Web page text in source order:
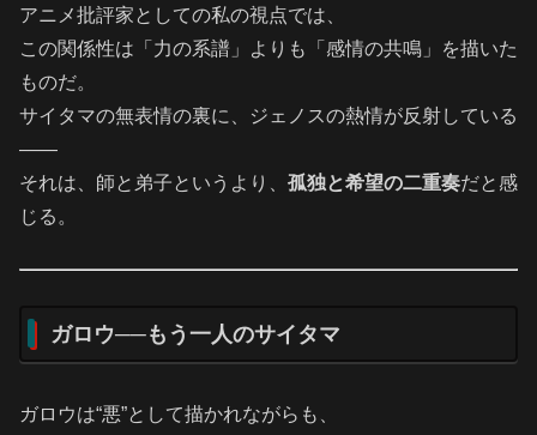
アニメ批評家としての私の視点では、
この関係性は「力の系譜」よりも「感情の共鳴」を描いた
ものだ。
サイタマの無表情の裏に、ジェノスの熱情が反射している
――
それは、師と弟子というより、 孤独と希望の二重奏だと感
じる。
ガロウ──もう一人のサイタマ
ガロウは“悪”として描かれながらも、